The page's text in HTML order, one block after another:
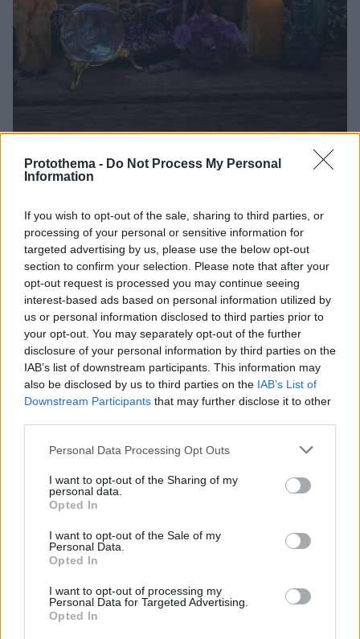
Protothema - Do Not Process My Personal
Information
If you wish to opt-out of the sale, sharing to third parties, or
processing of your personal or sensitive information for
targeted advertising by us, please use the below opt-out
section to confirm your selection. Please note that after your
opt-out request is processed you may continue seeing
interest-based ads based on personal information utilized by
us or personal information disclosed to third parties prior to
your opt-out. You may separately opt-out of the further
disclosure of your personal information by third parties on the
IAB’s list of downstream participants. This information may
also be disclosed by us to third parties on the IAB’s List of
Downstream Participants that may further disclose it to other
Please note that this website/app uses one or more Google
not limited to your visit or usage behaviour. You may click to
grant or deny consent to Google and its third-party tags to
use your data for below specified purposes in below Google
consent section.
Personal Data Processing Opt Outs
I want to opt-out of the Sharing of my
personal data.
Opted In
I want to opt-out of the Sale of my
Personal Data.
Opted In
I want to opt-out of processing my
Personal Data for Targeted Advertising.
Opted In
ψυχεδελικά και ο θάνατος της 34χρονης
Φέρεται να έδωσε ψυχεδελικό ρόφημα σε 34χρονη,
στέλνοντας την στον θάνατο - Η «πνευματική τελετή»
κόστισε στους συμμετέχοντες 150 ευρώ